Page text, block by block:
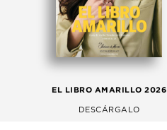
EL LIBRO AMARILLO 2026
DESCÁRGALO